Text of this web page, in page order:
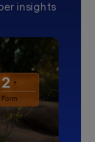
insights